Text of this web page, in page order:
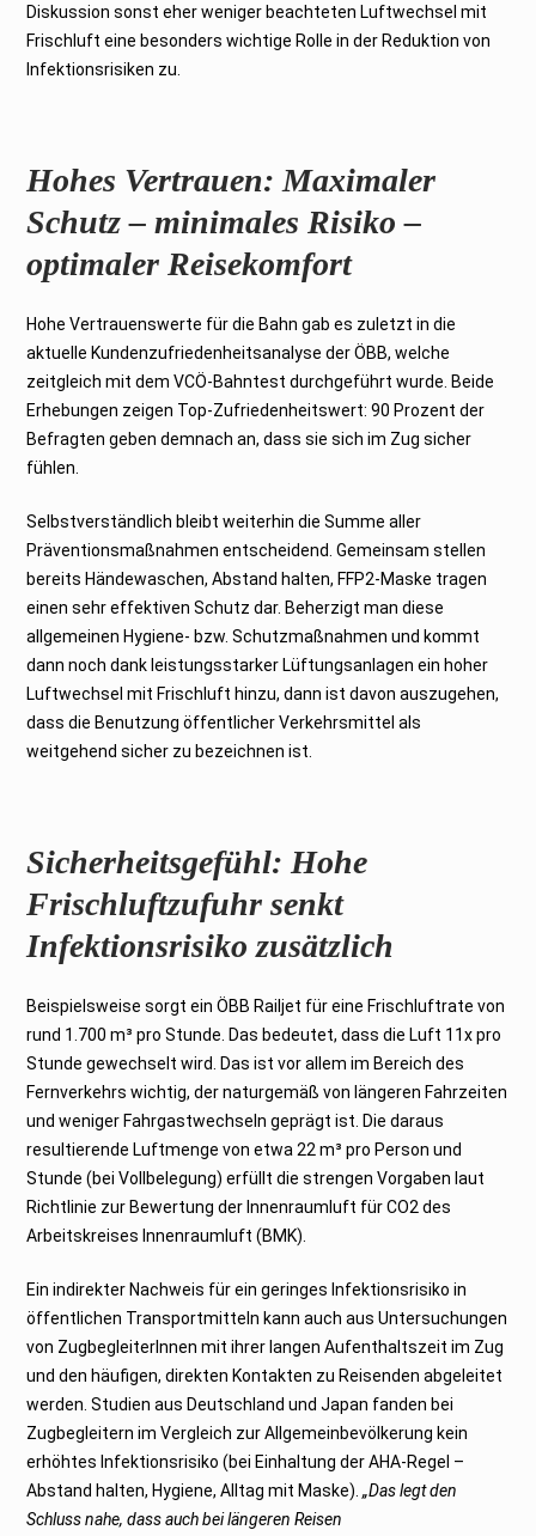
Diskussion sonst eher weniger beachteten Luftwechsel mit
Frischluft eine besonders wichtige Rolle in der Reduktion von
Infektionsrisiken zu.
Hohes Vertrauen: Maximaler
Schutz – minimales Risiko –
optimaler Reisekomfort
Hohe Vertrauenswerte für die Bahn gab es zuletzt in die
aktuelle Kundenzufriedenheitsanalyse der ÖBB, welche
zeitgleich mit dem VCÖ-Bahntest durchgeführt wurde. Beide
Erhebungen zeigen Top-Zufriedenheitswert: 90 Prozent der
Befragten geben demnach an, dass sie sich im Zug sicher
fühlen.
Selbstverständlich bleibt weiterhin die Summe aller
Präventionsmaßnahmen entscheidend. Gemeinsam stellen
bereits Händewaschen, Abstand halten, FFP2-Maske tragen
einen sehr effektiven Schutz dar. Beherzigt man diese
allgemeinen Hygiene- bzw. Schutzmaßnahmen und kommt
dann noch dank leistungsstarker Lüftungsanlagen ein hoher
Luftwechsel mit Frischluft hinzu, dann ist davon auszugehen,
dass die Benutzung öffentlicher Verkehrsmittel als
weitgehend sicher zu bezeichnen ist.
Sicherheitsgefühl: Hohe
Frischluftzufuhr senkt
Infektionsrisiko zusätzlich
Beispielsweise sorgt ein ÖBB Railjet für eine Frischluftrate von
rund 1.700 m³ pro Stunde. Das bedeutet, dass die Luft 11x pro
Stunde gewechselt wird. Das ist vor allem im Bereich des
Fernverkehrs wichtig, der naturgemäß von längeren Fahrzeiten
und weniger Fahrgastwechseln geprägt ist. Die daraus
resultierende Luftmenge von etwa 22 m³ pro Person und
Stunde (bei Vollbelegung) erfüllt die strengen Vorgaben laut
Richtlinie zur Bewertung der Innenraumluft für CO2 des
Arbeitskreises Innenraumluft (BMK).
Ein indirekter Nachweis für ein geringes Infektionsrisiko in
öffentlichen Transportmitteln kann auch aus Untersuchungen
von ZugbegleiterInnen mit ihrer langen Aufenthaltszeit im Zug
und den häufigen, direkten Kontakten zu Reisenden abgeleitet
werden. Studien aus Deutschland und Japan fanden bei
Zugbegleitern im Vergleich zur Allgemeinbevölkerung kein
erhöhtes Infektionsrisiko (bei Einhaltung der AHA-Regel –
Abstand halten, Hygiene, Alltag mit Maske).„Das legt den
Schluss nahe, dass auch bei längeren Reisen